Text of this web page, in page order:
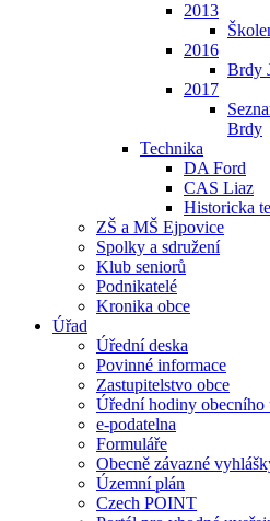
2013
2016
Brdy
2017
Brdy
Technika
DA Ford
CAS Liaz
Historicka
ZŠ a MŠ Ejpovice
Spolky a sdružení
Klub seniorů
Podnikatelé
Kronika obce
Úřad
Úřední deska
Povinné informace
Zastupitelstvo obce
Úřední hodiny obecního
e-podatelna
Formuláře
Obecně závazné
Územní plán
Czech POINT